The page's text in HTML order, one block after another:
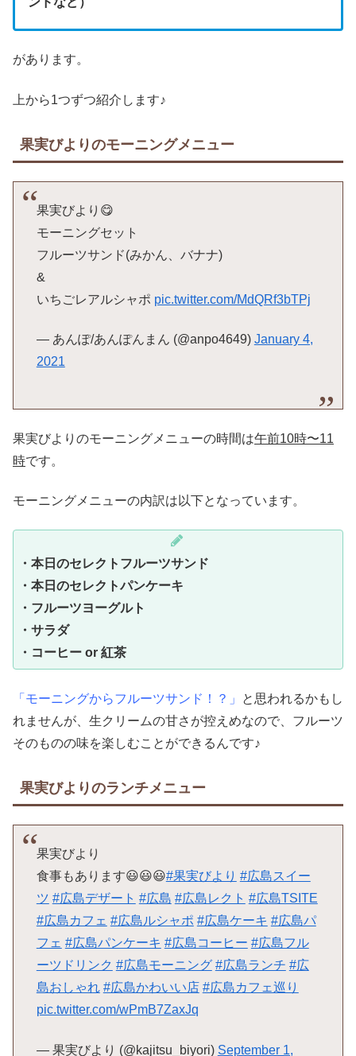
があります。
上から1つずつ紹介します♪
果実びよりのモーニングメニュー
果実びより😋
モーニングセット
フルーツサンド(みかん、バナナ)
&
いちごレアルシャポ pic.twitter.com/MdQRf3bTPj
— あんぽ/あんぽんまん (@anpo4649) January 4,
2021
果実びよりのモーニングメニューの時間は午前10時〜11
時です。
モーニングメニューの内訳は以下となっています。
・本日のセレクトフルーツサンド
・本日のセレクトパンケーキ
・フルーツヨーグルト
・サラダ
・コーヒー or 紅茶
「モーニングからフルーツサンド！？」
と思われるかもし
れませんが、生クリームの甘さが控えめなので、フルーツ
そのものの味を楽しむことができるんです♪
果実びよりのランチメニュー
果実びより
食事もあります😃😃😃#果実びより #広島スイー
ツ #広島デザート #広島 #広島レクト #広島TSITE
#広島カフェ #広島ルシャポ #広島ケーキ #広島パ
フェ #広島パンケーキ #広島コーヒー #広島フル
ーツドリンク #広島モーニング #広島ランチ #広
島おしゃれ #広島かわいい店 #広島カフェ巡り
pic.twitter.com/wPmB7ZaxJq
— 果実びより (@kajitsu_biyori) September 1,